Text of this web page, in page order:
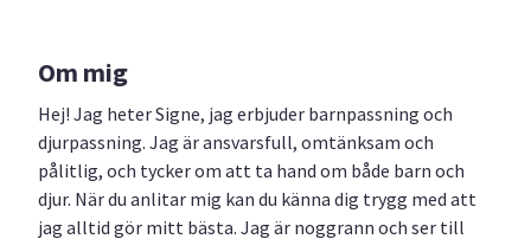
Om mig
Hej! Jag heter Signe, jag erbjuder barnpassning och
djurpassning. Jag är ansvarsfull, omtänksam och
pålitlig, och tycker om att ta hand om både barn och
djur. När du anlitar mig kan du känna dig trygg med att
jag alltid gör mitt bästa. Jag är noggrann och ser till